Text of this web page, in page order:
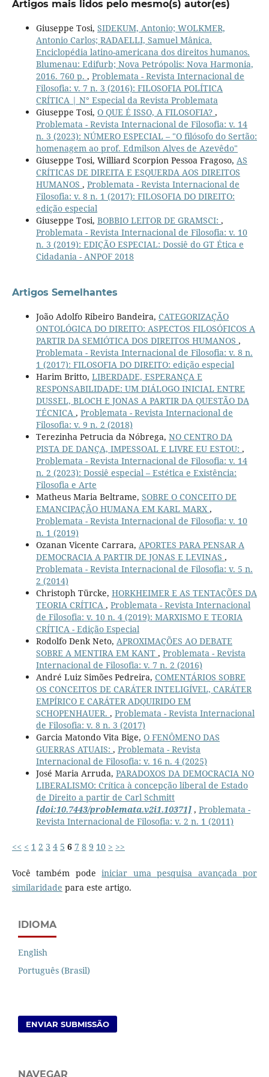
Artigos mais lidos pelo mesmo(s) autor(es)
Giuseppe Tosi, SIDEKUM, Antonio; WOLKMER,
Antonio Carlos; RADAELLI, Samuel Mânica.
Enciclopédia latino-americana dos direitos humanos.
Blumenau: Edifurb; Nova Petrópolis: Nova Harmonia,
2016. 760 p. , Problemata - Revista Internacional de
Filosofia: v. 7 n. 3 (2016): FILOSOFIA POLÍTICA
CRÍTICA | N° Especial da Revista Problemata
Giuseppe Tosi, O QUE É ISSO, A FILOSOFIA? ,
Problemata - Revista Internacional de Filosofia: v. 14
n. 3 (2023): NÚMERO ESPECIAL – "O filósofo do Sertão:
homenagem ao prof. Edmilson Alves de Azevêdo"
Giuseppe Tosi, Williard Scorpion Pessoa Fragoso, AS
CRÍTICAS DE DIREITA E ESQUERDA AOS DIREITOS
HUMANOS , Problemata - Revista Internacional de
Filosofia: v. 8 n. 1 (2017): FILOSOFIA DO DIREITO:
edição especial
Giuseppe Tosi, BOBBIO LEITOR DE GRAMSCI: ,
Problemata - Revista Internacional de Filosofia: v. 10
n. 3 (2019): EDIÇÃO ESPECIAL: Dossiê do GT Ética e
Cidadania - ANPOF 2018
Artigos Semelhantes
João Adolfo Ribeiro Bandeira, CATEGORIZAÇÃO
ONTOLÓGICA DO DIREITO: ASPECTOS FILOSÓFICOS A
PARTIR DA SEMIÓTICA DOS DIREITOS HUMANOS ,
Problemata - Revista Internacional de Filosofia: v. 8 n.
1 (2017): FILOSOFIA DO DIREITO: edição especial
Harim Britto, LIBERDADE, ESPERANÇA E
RESPONSABILIDADE: UM DIÁLOGO INICIAL ENTRE
DUSSEL, BLOCH E JONAS A PARTIR DA QUESTÃO DA
TÉCNICA , Problemata - Revista Internacional de
Filosofia: v. 9 n. 2 (2018)
Terezinha Petrucia da Nóbrega, NO CENTRO DA
PISTA DE DANÇA, IMPESSOAL E LIVRE EU ESTOU: ,
Problemata - Revista Internacional de Filosofia: v. 14
n. 2 (2023): Dossiê especial – Estética e Existência:
Filosofia e Arte
Matheus Maria Beltrame, SOBRE O CONCEITO DE
EMANCIPAÇÃO HUMANA EM KARL MARX ,
Problemata - Revista Internacional de Filosofia: v. 10
n. 1 (2019)
Ozanan Vicente Carrara, APORTES PARA PENSAR A
DEMOCRACIA A PARTIR DE JONAS E LEVINAS ,
Problemata - Revista Internacional de Filosofia: v. 5 n.
2 (2014)
Christoph Türcke, HORKHEIMER E AS TENTAÇÕES DA
TEORIA CRÍTICA , Problemata - Revista Internacional
de Filosofia: v. 10 n. 4 (2019): MARXISMO E TEORIA
CRÍTICA - Edição Especial
Rodolfo Denk Neto, APROXIMAÇÕES AO DEBATE
SOBRE A MENTIRA EM KANT , Problemata - Revista
Internacional de Filosofia: v. 7 n. 2 (2016)
André Luiz Simões Pedreira, COMENTÁRIOS SOBRE
OS CONCEITOS DE CARÁTER INTELIGÍVEL, CARÁTER
EMPÍRICO E CARÁTER ADQUIRIDO EM
SCHOPENHAUER. , Problemata - Revista Internacional
de Filosofia: v. 8 n. 3 (2017)
Garcia Matondo Vita Bige, O FENÔMENO DAS
GUERRAS ATUAIS: , Problemata - Revista
Internacional de Filosofia: v. 16 n. 4 (2025)
José Maria Arruda, PARADOXOS DA DEMOCRACIA NO
LIBERALISMO: Crítica à concepção liberal de Estado
de Direito a partir de Carl Schmitt
[doi:10.7443/problemata.v2i1.10371], Problemata -
Revista Internacional de Filosofia: v. 2 n. 1 (2011)
<< < 1 2 3 4 5 6 7 8 9 10 > >>
Você também podeiniciar uma pesquisa avançada por
similaridade para este artigo.
IDIOMA
English
Português (Brasil)
ENVIAR SUBMISSÃO
NAVEGAR